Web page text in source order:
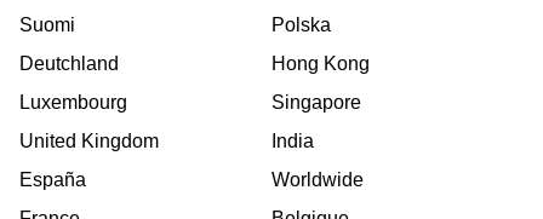
Suomi
Deutchland
Luxembourg
United Kingdom
España
Polska
Hong Kong
Singapore
India
Worldwide